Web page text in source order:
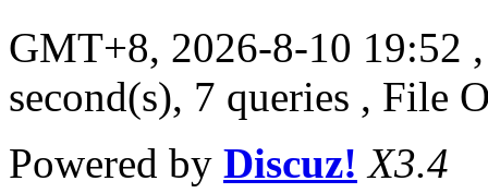
GMT+8, 2026-8-10 19:52
second(s), 7 queries , File
Powered by Discuz! X3.4